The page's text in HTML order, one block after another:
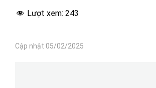
Lượt xem: 243
Cập nhật 05/02/2025